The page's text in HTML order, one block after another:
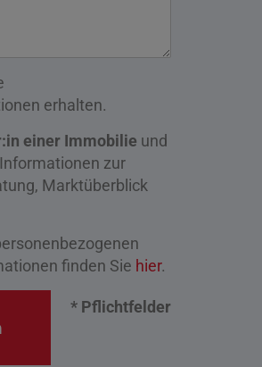
erhalten.
einer Immobilie und
zur
Marktüberblick
finden Sie hier.
* Pflichtfelder